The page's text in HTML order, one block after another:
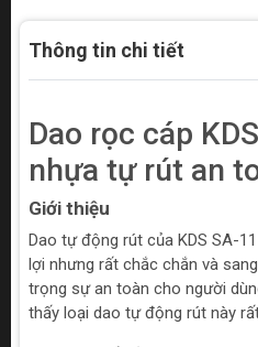
Thông tin chi tiết
Dao rọc cáp
nhựa tự rút an
Giới thiệu
Dao tự động rút của KDS SA-
lợi nhưng rất chắc chắn và
trọng sự an toàn cho người
thấy loại dao tự động rút này